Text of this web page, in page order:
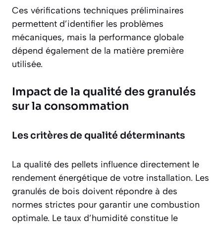
Ces vérifications techniques préliminaires
permettent d’identifier les problèmes
mécaniques, mais la performance globale
dépend également de la matière première
utilisée.
Impact de la qualité des granulés
sur la consommation
Les critères de qualité déterminants
La qualité des pellets influence directement le
rendement énergétique de votre installation. Les
granulés de bois doivent répondre à des
normes strictes pour garantir une combustion
optimale. Le taux d’humidité constitue le